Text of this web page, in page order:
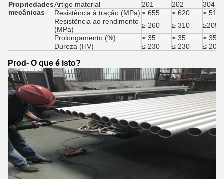
Propriedades
mecânicas
Artigo material 201 202
304
Resistência à tração (MPa) ≥ 655 ≥ 620
≥ 515
Resistência ao rendimento
(MPa)
≥ 260 ≥ 310
≥205
Prolongamento (%)
≥ 35 ≥ 35
≥ 35
Dureza (HV)
≤ 230 ≤ 230 ≤ 200
Prod- O que é isto?